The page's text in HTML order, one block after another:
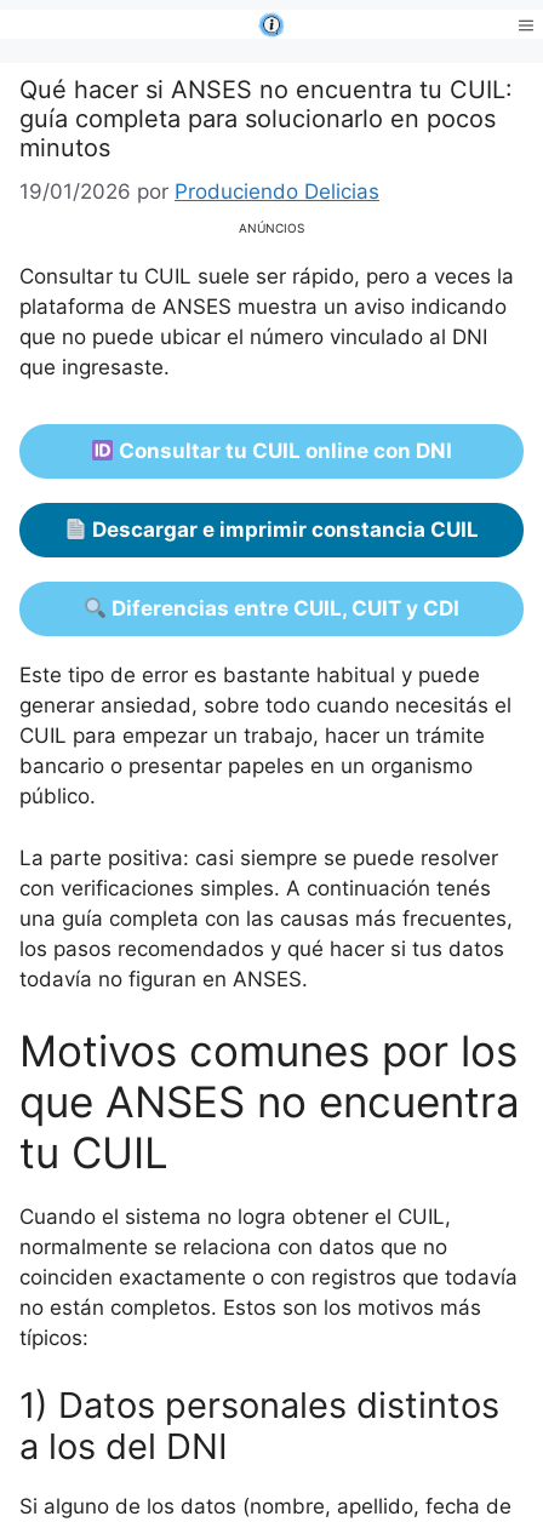
contenido
Qué hacer si ANSES no encuentra tu CUIL:
guía completa para solucionarlo en pocos
minutos
19/01/2026 por Produciendo Delicias
ANÚNCIOS
Consultar tu CUIL suele ser rápido, pero a veces la
plataforma de ANSES muestra un aviso indicando
que no puede ubicar el número vinculado al DNI
que ingresaste.
Consultar tu CUIL online con DNI
Descargar e imprimir constancia CUIL
Diferencias entre CUIL, CUIT y CDI
Este tipo de error es bastante habitual y puede
generar ansiedad, sobre todo cuando necesitás el
CUIL para empezar un trabajo, hacer un trámite
bancario o presentar papeles en un organismo
público.
La parte positiva: casi siempre se puede resolver
con verificaciones simples. A continuación tenés
una guía completa con las causas más frecuentes,
los pasos recomendados y qué hacer si tus datos
todavía no figuran en ANSES.
Motivos comunes por los
que ANSES no encuentra
tu CUIL
Cuando el sistema no logra obtener el CUIL,
normalmente se relaciona con datos que no
coinciden exactamente o con registros que todavía
no están completos. Estos son los motivos más
típicos:
1) Datos personales distintos
a los del DNI
Si alguno de los datos (nombre, apellido, fecha de